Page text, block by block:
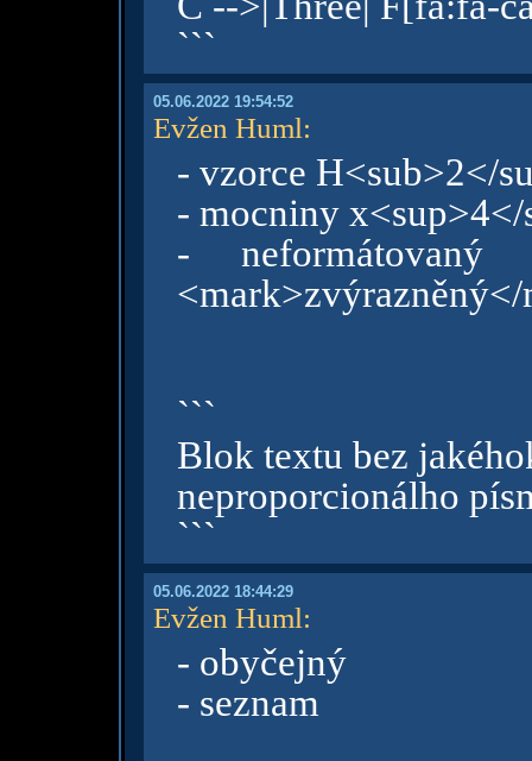
```
05.06.2022 19:54:52
Evžen Huml:
- vzorce H<sub>2</
- mocniny x<sup>4</
-
```
Blok textu bez
neproporcionálho
```
05.06.2022 18:44:29
Evžen Huml:
- obyčejný
- seznam